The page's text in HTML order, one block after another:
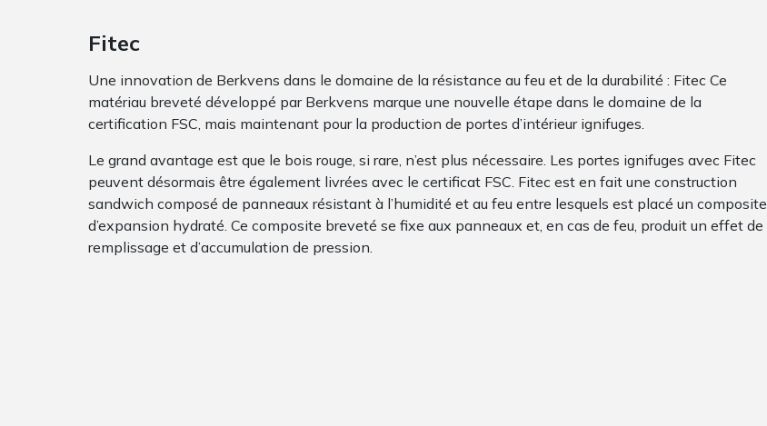
Fitec
Une innovation de Berkvens dans le domaine de la résistance au feu et de la durabilité : Fitec Ce
matériau breveté développé par Berkvens marque une nouvelle étape dans le domaine de la
certification FSC, mais maintenant pour la production de portes d’intérieur ignifuges.
Le grand avantage est que le bois rouge, si rare, n’est plus nécessaire. Les portes ignifuges avec Fitec
peuvent désormais être également livrées avec le certificat FSC. Fitec est en fait une construction
sandwich composé de panneaux résistant à l’humidité et au feu entre lesquels est placé un composite
d’expansion hydraté. Ce composite breveté se fixe aux panneaux et, en cas de feu, produit un effet de
remplissage et d’accumulation de pression.